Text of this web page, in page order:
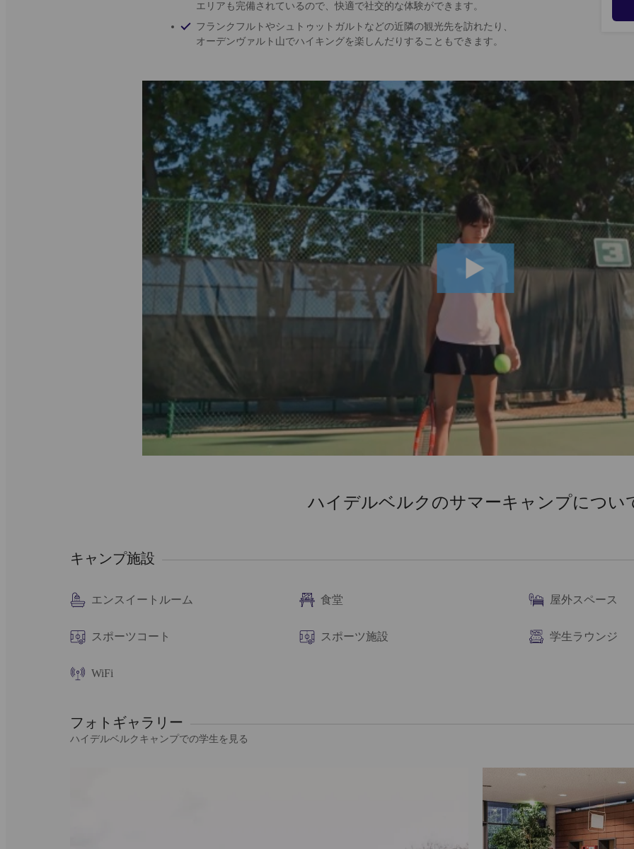
エリアも完備されているので、快適で社交的な体験ができます。
フランクフルトやシュトゥットガルトなどの近隣の観光先を訪れたり、
オーデンヴァルト山でハイキングを楽しんだりすることもできます。
ハイデルベルクのサマーキャンプについ
キャンプ施設
エンスイートルーム 食堂 屋外スペース
スポーツコート スポーツ施設 学生ラウンジ
WiFi
フォトギャラリー
ハイデルベルクキャンプでの学生を見る